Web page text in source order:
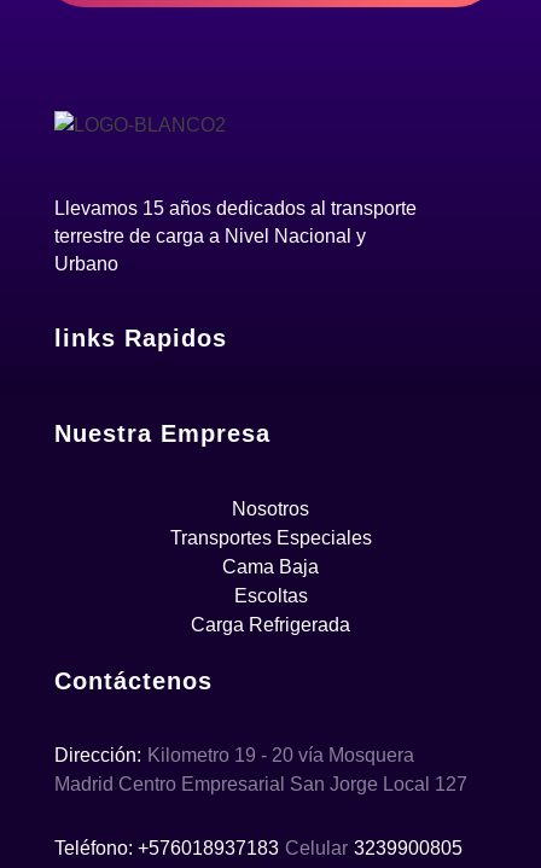
Llevamos 15 años dedicados al transporte
terrestre de carga a Nivel Nacional y
Urbano
links Rapidos
Nuestra Empresa
Nosotros
Transportes Especiales
Cama Baja
Escoltas
Carga Refrigerada
Contáctenos
Dirección: Kilometro 19 - 20 vía Mosquera
Madrid Centro Empresarial San Jorge Local 127
Teléfono: +576018937183 Celular 3239900805